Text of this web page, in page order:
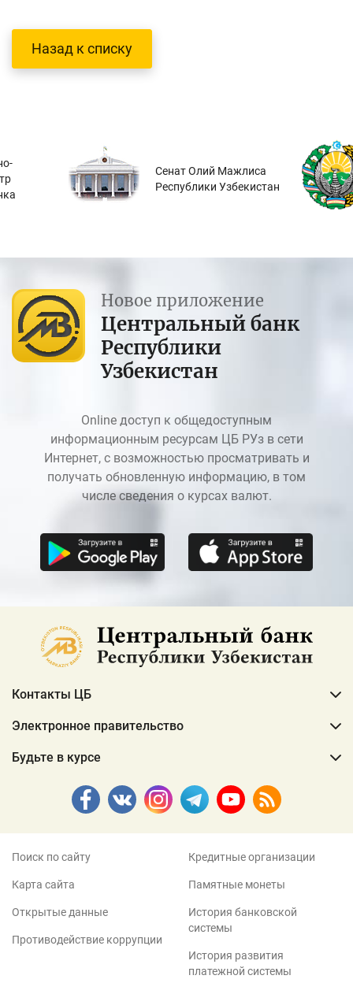
Назад к списку
Сенат Олий Мажлиса
Республики Узбекистан
Новое приложение
Центральный банк
Республики
Узбекистан
Online доступ к общедоступным
информационным ресурсам ЦБ РУз в сети
Интернет, с возможностью просматривать и
получать обновленную информацию, в том
числе сведения о курсах валют.
Контакты ЦБ
Электронное правительство
Будьте в курсе
Поиск по сайту
Карта сайта
Открытые данные
Противодействие коррупции
Кредитные организации
Памятные монеты
История банковской
системы
История развития
платежной системы